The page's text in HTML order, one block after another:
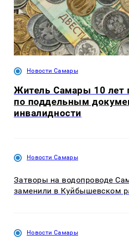
Новости Самары
Житель Самары 10 лет
по поддельным
инвалидности
Новости Самары
Затворы на водопроводе
заменили в Куйбышевском
Новости Самары